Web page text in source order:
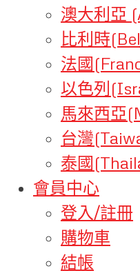
澳大利亞
比利時
法國
以色列
馬來西亞
台灣
泰國
會員中心
登入/註冊
購物車
結帳